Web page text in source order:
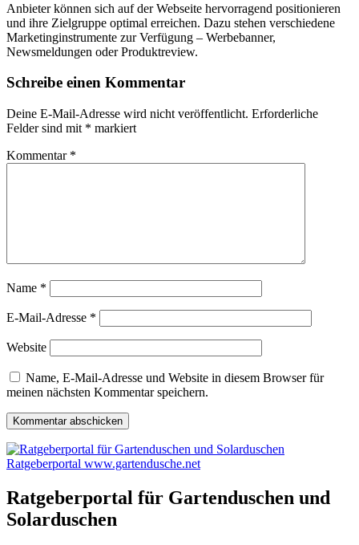
Anbieter können sich auf der Webseite hervorragend positionieren
und ihre Zielgruppe optimal erreichen. Dazu stehen verschiedene
Marketinginstrumente zur Verfügung – Werbebanner,
Newsmeldungen oder Produktreview.
Schreibe einen Kommentar
Deine E-Mail-Adresse wird nicht veröffentlicht. Erforderliche
Felder sind mit * markiert
Kommentar *
Name *
E-Mail-Adresse *
Website
Name, E-Mail-Adresse und Website in diesem Browser für
meinen nächsten Kommentar speichern.
Ratgeberportal www.gartendusche.net
Ratgeberportal für Gartenduschen und
Solarduschen